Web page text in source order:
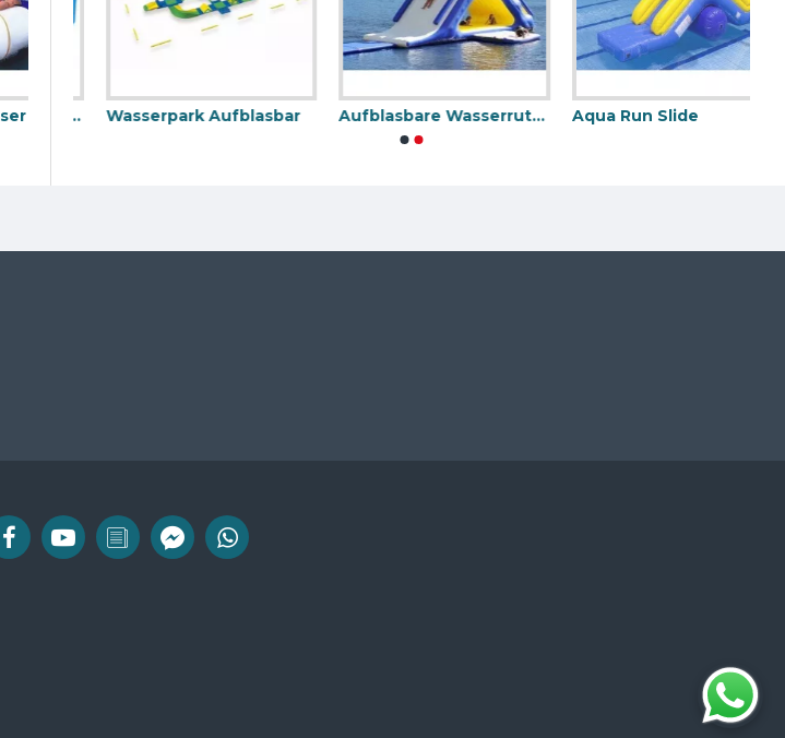
Wasserpark Aufblasbar Aufblasbare Wasserrutsche Für See Aqua Run Slide